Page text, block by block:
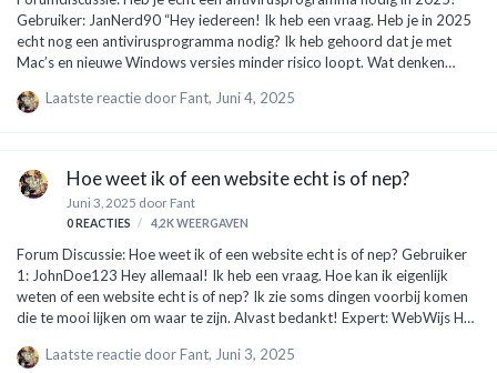
Gebruiker: JanNerd90 “Hey iedereen! Ik heb een vraag. Heb je in 2025
echt nog een antivirusprogramma nodig? Ik heb gehoord dat je met
Mac’s en nieuwe Windows versies minder risico loopt. Wat denken
antivirusprogramma nodig hebt, hangt echt af van hoe je je computer of
Windows, Mac, als Android en iOS zijn doelwitten voor hackers. Ze
willen vaak je gegevens, zoals wachtwoorden. Dus, ook …
Laatste reactie doorFant, Juni 4, 2025
Hoe weet ik of een website echt is of nep?
Juni 3, 2025 door Fant
0 REACTIES 4,2K WEERGAVEN
Forum Discussie: Hoe weet ik of een website echt is of nep? Gebruiker
1: JohnDoe123 Hey allemaal! Ik heb een vraag. Hoe kan ik eigenlijk
weten of een website echt is of nep? Ik zie soms dingen voorbij komen
die te mooi lijken om waar te zijn. Alvast bedankt! Expert: WebWijs Hey
website betrouwbaar is, vooral met al die nepwebsites die
Laatste reactie doorFant, Juni 3, 2025